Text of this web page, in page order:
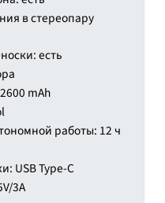
в стереопару
есть
mAh
работы: 12 ч
USB Type-C
3A